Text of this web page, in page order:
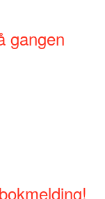
gangen